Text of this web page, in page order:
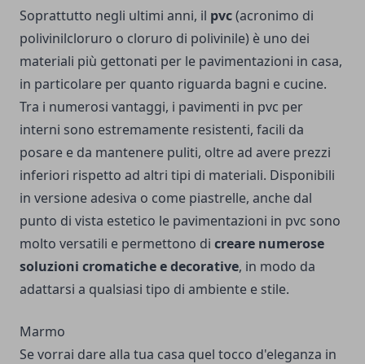
Soprattutto negli ultimi anni, il pvc(acronimo di
polivinilcloruro o cloruro di polivinile) è uno dei
materiali più gettonati per le pavimentazioni in casa,
in particolare per quanto riguarda bagni e cucine.
Tra i numerosi vantaggi, i pavimenti in pvc per
interni sono estremamente resistenti, facili da
posare e da mantenere puliti, oltre ad avere prezzi
inferiori rispetto ad altri tipi di materiali. Disponibili
in versione adesiva o come piastrelle, anche dal
punto di vista estetico le pavimentazioni in pvc sono
molto versatili e permettono di creare numerose
soluzioni cromatiche e decorative, in modo da
adattarsi a qualsiasi tipo di ambiente e stile.
Marmo
Se vorrai dare alla tua casa quel tocco d'eleganza in